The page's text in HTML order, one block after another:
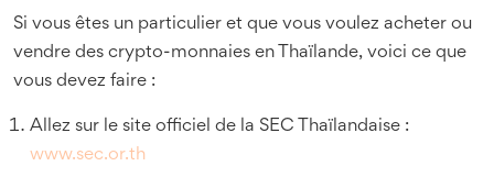
Si vous êtes un particulier et que vous voulez acheter ou
vendre des crypto-monnaies en Thaïlande, voici ce que
vous devez faire :
Allez sur le site officiel de la SEC Thaïlandaise :
www.sec.or.th